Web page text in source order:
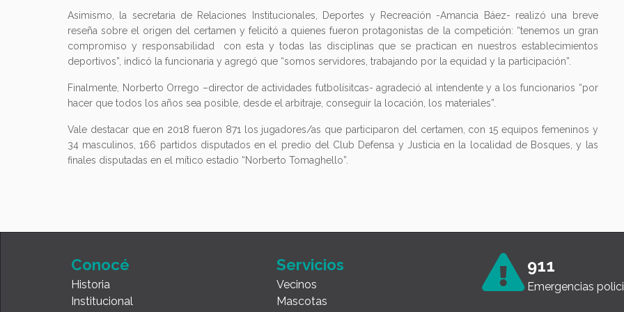
Asimismo, la secretaria de Relaciones Institucionales, Deportes y Recreación -Amancia Báez- realizó una breve
reseña sobre el origen del certamen y felicitó a quienes fueron protagonistas de la competición: “tenemos un gran
compromiso y responsabilidad con esta y todas las disciplinas que se practican en nuestros establecimientos
deportivos”, indicó la funcionaria y agregó que “somos servidores, trabajando por la equidad y la participación”.
Finalmente, Norberto Orrego –director de actividades futbolísitcas- agradeció al intendente y a los funcionarios “por
hacer que todos los años sea posible, desde el arbitraje, conseguir la locación, los materiales”.
Vale destacar que en 2018 fueron 871 los jugadores/as que participaron del certamen, con 15 equipos femeninos y
34 masculinos, 166 partidos disputados en el predio del Club Defensa y Justicia en la localidad de Bosques, y las
finales disputadas en el mítico estadio “Norberto Tomaghello”.
Conocé
Historia
Institucional
Servicios
Vecinos
Mascotas
911
Emergencias